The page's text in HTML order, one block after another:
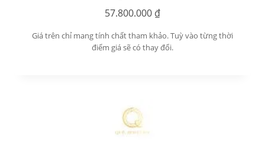
57.800.000 ₫
Giá trên chỉ mang tính chất tham khảo. Tuỳ vào từng thời
điểm giá sẽ có thay đổi.